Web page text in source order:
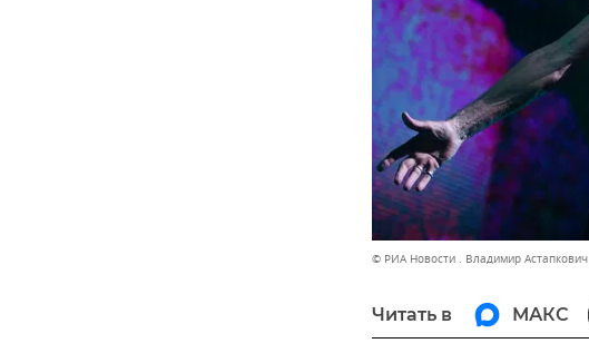
© РИА Новости . Владимир Астапкович
Читать в МАКС